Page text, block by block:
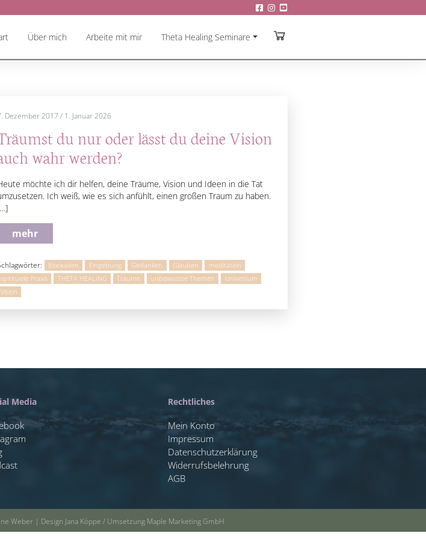
Über mich Arbeite mit mir Theta Healing Seminare
Dezember 2017 / 1. Januar 2026
du nur oder lässt du deine Vision
wahr werden?
möchte ich dir helfen, deine Träume, Vision und Ideen in die Tat
Ich weiß, wie es sich anfühlt, einen großen Traum zu haben.
mehr
Blockaden Eingebung Gedanken Glauben
meditation
spirituelle Praxis
THETA HEALING Träume unbewusste Themen
Universum
Vision
Media Rechtliches
Mein Konto
Impressum
Datenschutzerklärung
Widerrufsbelehrung
AGB
Weber | Design Jana Köppe / Umsetzung Maple Marketing GmbH